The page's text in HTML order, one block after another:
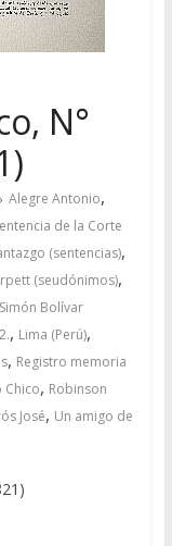
N°
Alegre Antonio,
de la Corte
(sentencias),
(seudónimos),
Bolívar
, Lima (Perú),
, Registro memoria
Chico, Robinson
José, Un amigo de